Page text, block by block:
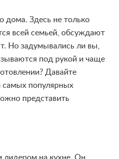
дома. Здесь не только
всей семьей, обсуждают
Но задумывались ли вы,
под рукой и чаще
Давайте
самых популярных
представить
лидером на кухне. Он